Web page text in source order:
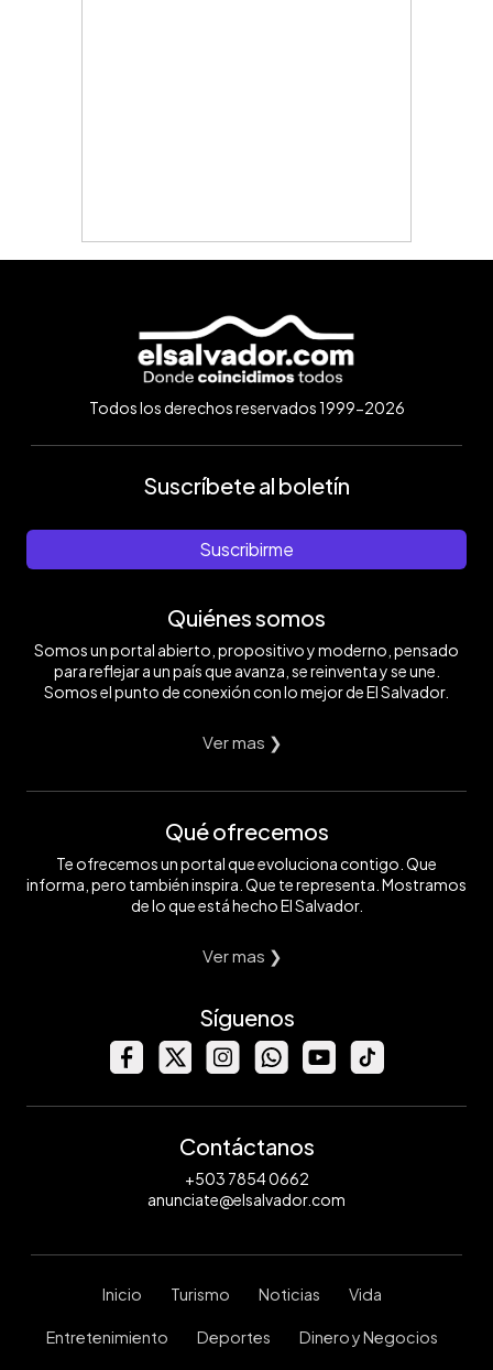
Todos los derechos reservados 1999-2026
Suscríbete al boletín
Suscribirme
Quiénes somos
Somos un portal abierto, propositivo y moderno, pensado
para reflejar a un país que avanza, se reinventa y se une.
Somos el punto de conexión con lo mejor de El Salvador.
Ver mas ❯
Qué ofrecemos
Te ofrecemos un portal que evoluciona contigo. Que
informa, pero también inspira. Que te representa. Mostramos
de lo que está hecho El Salvador.
Ver mas ❯
Síguenos
Contáctanos
+503 7854 0662
anunciate@elsalvador.com
Inicio Turismo Noticias Vida
Entretenimiento Deportes Dinero y Negocios